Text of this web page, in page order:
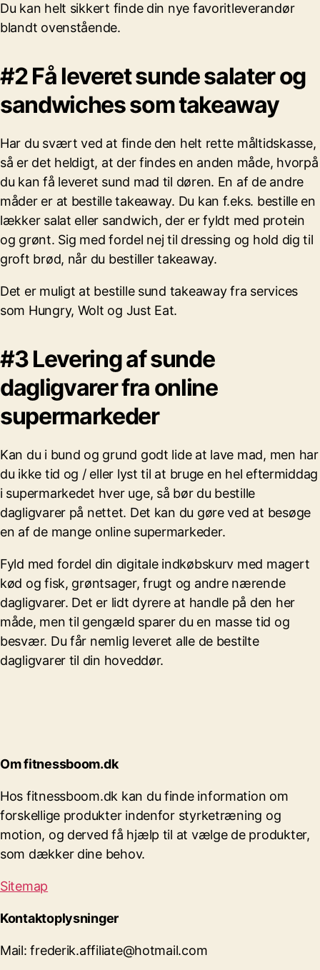
Du kan helt sikkert finde din nye favoritleverandør
blandt ovenstående.
#2 Få leveret sunde salater og
sandwiches som takeaway
Har du svært ved at finde den helt rette måltidskasse,
så er det heldigt, at der findes en anden måde, hvorpå
du kan få leveret sund mad til døren. En af de andre
måder er at bestille takeaway. Du kan f.eks. bestille en
lækker salat eller sandwich, der er fyldt med protein
og grønt. Sig med fordel nej til dressing og hold dig til
groft brød, når du bestiller takeaway.
Det er muligt at bestille sund takeaway fra services
som Hungry, Wolt og Just Eat.
#3 Levering af sunde
dagligvarer fra online
supermarkeder
Kan du i bund og grund godt lide at lave mad, men har
du ikke tid og / eller lyst til at bruge en hel eftermiddag
i supermarkedet hver uge, så bør du bestille
dagligvarer på nettet. Det kan du gøre ved at besøge
en af de mange online supermarkeder.
Fyld med fordel din digitale indkøbskurv med magert
kød og fisk, grøntsager, frugt og andre nærende
dagligvarer. Det er lidt dyrere at handle på den her
måde, men til gengæld sparer du en masse tid og
besvær. Du får nemlig leveret alle de bestilte
dagligvarer til din hoveddør.
Om fitnessboom.dk
Hos fitnessboom.dk kan du finde information om
forskellige produkter indenfor styrketræning og
motion, og derved få hjælp til at vælge de produkter,
som dækker dine behov.
Sitemap
Kontaktoplysninger
Mail: frederik.affiliate@hotmail.com